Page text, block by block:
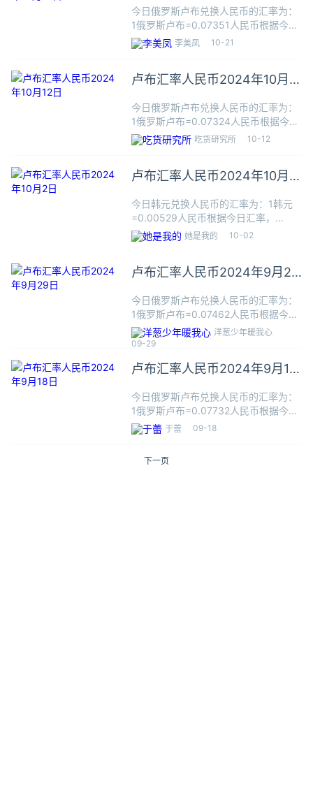
今日俄罗斯卢布兑换人民币的汇率为：
1俄罗斯卢布=0.07351人民币根据今日
汇率，100俄罗斯卢布可兑换7.3510人
民币，数据仅供参考，交易时以银行柜
（Рублевка）是俄
李美凤 10-21
卢布汇率人民币2024年10月
今日俄罗斯卢布兑换人民币的汇率为：
1俄罗斯卢布=0.07324人民币根据今日
汇率，100俄罗斯卢布可兑换7.3240人
民币，数据仅供参考，交易时以银行柜
（Рублевка）是俄
吃货研究所 10-12
卢布汇率人民币2024年10月2
今日韩元兑换人民币的汇率为：1韩元
=0.00529人民币根据今日汇率，
10000韩元可兑换52.9000人民币，数
据仅供参考，交易时以银行柜台成交价
货币单位为&#3
她是我的 10-02
卢布汇率人民币2024年9月29
今日俄罗斯卢布兑换人民币的汇率为：
1俄罗斯卢布=0.07462人民币根据今日
汇率，100俄罗斯卢布可兑换7.4620人
民币，数据仅供参考，交易时以银行柜
（Рублевка）是俄
洋葱少年暖我心
09-29
卢布汇率人民币2024年9月18
今日俄罗斯卢布兑换人民币的汇率为：
1俄罗斯卢布=0.07732人民币根据今日
汇率，100俄罗斯卢布可兑换7.7320人
民币，数据仅供参考，交易时以银行柜
（Рублевка）是俄
于蕾 09-18
下一页